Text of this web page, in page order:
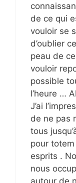
de ce qui
vouloir se
d’oublier
peau de
vouloir
possible
l’heure …
J’ai
de ne pas
tous
pour
esprits .
nous
autour de